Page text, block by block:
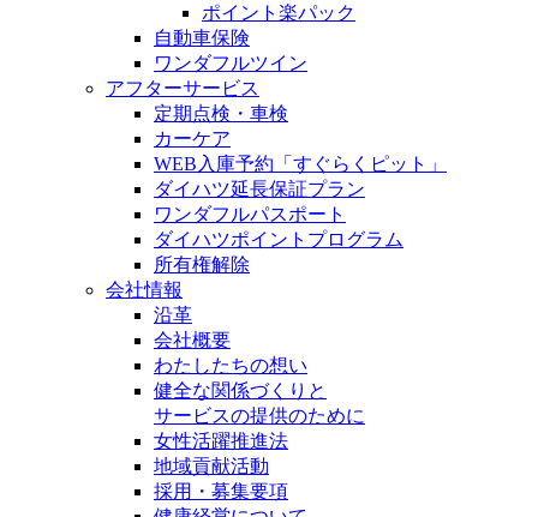
ポイント楽パック
自動車保険
ワンダフルツイン
アフターサービス
定期点検・車検
カーケア
WEB入庫予約「すぐらくピット」
ダイハツ延長保証プラン
ワンダフルパスポート
ダイハツポイントプログラム
所有権解除
会社情報
沿革
会社概要
わたしたちの想い
健全な関係づくりと
サービスの提供のために
女性活躍推進法
地域貢献活動
採用・募集要項